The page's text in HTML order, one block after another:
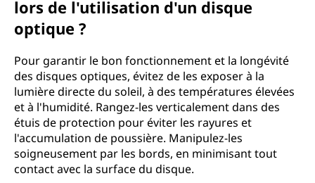
lors de l'utilisation d'un disque
optique ?
Pour garantir le bon fonctionnement et la longévité
des disques optiques, évitez de les exposer à la
lumière directe du soleil, à des températures élevées
et à l'humidité. Rangez-les verticalement dans des
étuis de protection pour éviter les rayures et
l'accumulation de poussière. Manipulez-les
soigneusement par les bords, en minimisant tout
contact avec la surface du disque.